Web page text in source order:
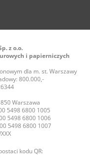
z o.o.
i papierniczych
dla m. st. Warszawy
800.000,-
Warszawa
5498 6800 1005
5498 6800 1006
5498 6800 1007
kodu QR: